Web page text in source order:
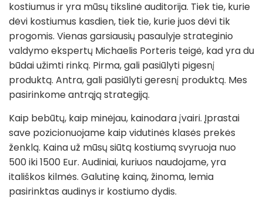
kostiumus ir yra mūsų tikslinė auditorija. Tiek tie, kurie
dėvi kostiumus kasdien, tiek tie, kurie juos dėvi tik
progomis. Vienas garsiausių pasaulyje strateginio
valdymo ekspertų Michaelis Porteris teigė, kad yra du
būdai užimti rinką. Pirma, gali pasiūlyti pigesnį
produktą. Antra, gali pasiūlyti geresnį produktą. Mes
pasirinkome antrąją strategiją.
Kaip bebūtų, kaip minėjau, kainodara įvairi. Įprastai
save pozicionuojame kaip vidutinės klasės prekės
ženklą. Kaina už mūsų siūtą kostiumą svyruoja nuo
500 iki 1500 Eur. Audiniai, kuriuos naudojame, yra
itališkos kilmės. Galutinę kainą, žinoma, lemia
pasirinktas audinys ir kostiumo dydis.